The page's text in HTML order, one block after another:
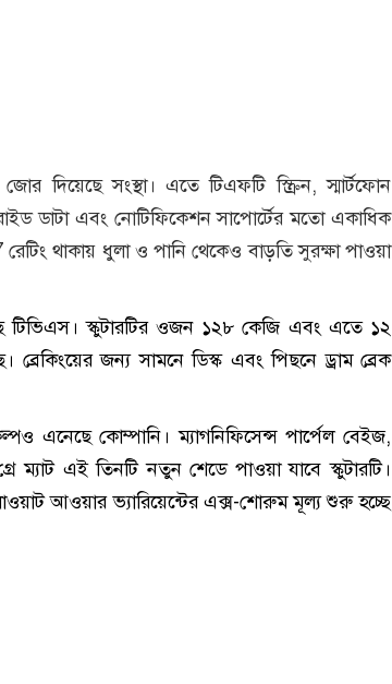
জোর দিয়েছে সংস্থা। এতে টিএফটি স্ক্রিন, স্মার্টফোন
রাইড ডাটা এবং নোটিফিকেশন সাপোর্টের মতো একাধিক
থাকায় ধুলা ও পানি থেকেও বাড়তি সুরক্ষা পাওয়া
টিভিএস। স্কুটারটির ওজন ১২৮ কেজি এবং এতে ১২
ব্রেকিংয়ের জন্য সামনে ডিস্ক এবং পিছনে ড্রাম ব্রেক
এনেছে কোম্পানি। ম্যাগনিফিসেন্স পার্পেল বেইজ,
ম্যাট এই তিনটি নতুন শেডে পাওয়া যাবে স্কুটারটি।
আওয়ার ভ্যারিয়েন্টের এক্স-শোরুম মূল্য শুরু হচ্ছে